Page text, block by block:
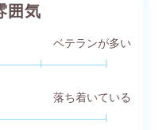
囲気
ベテランが多い
落ち着いている